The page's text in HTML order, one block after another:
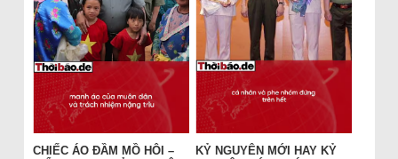
CHIẾC ÁO ĐẦM MỒ HÔI –
KỶ NGUYÊN MỚI HAY KỶ